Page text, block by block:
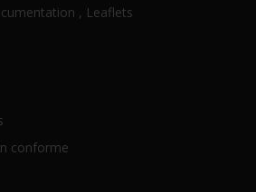
, Leaflets
conforme